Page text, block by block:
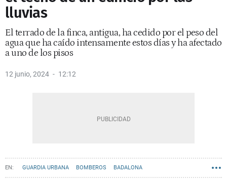
lluvias
El terrado de la finca, antigua, ha cedido por el peso del
agua que ha caído intensamente estos días y ha afectado
a uno de los pisos
12 junio, 2024 12:12
GUARDIA URBANA BOMBEROS BADALONA